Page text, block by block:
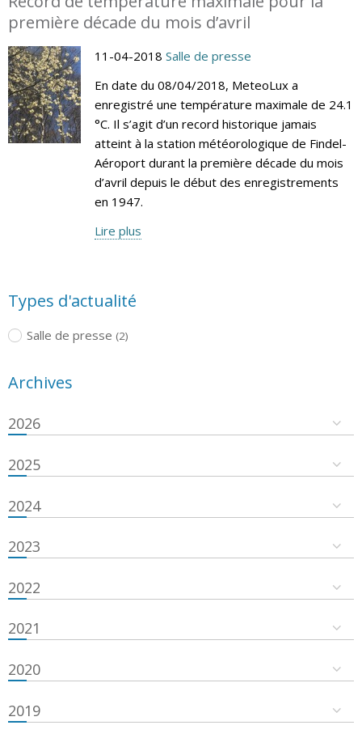
première décade du mois d’avril
11-04-2018 Salle de presse
En date du 08/04/2018, MeteoLux a
enregistré une température maximale de 24.1
°C. Il s’agit d’un record historique jamais
atteint à la station météorologique de Findel-
Aéroport durant la première décade du mois
d’avril depuis le début des enregistrements
en 1947.
Lire plus
Types d'actualité
Salle de presse (2)
Archives
2026
2025
2024
2023
2022
2021
2020
2019